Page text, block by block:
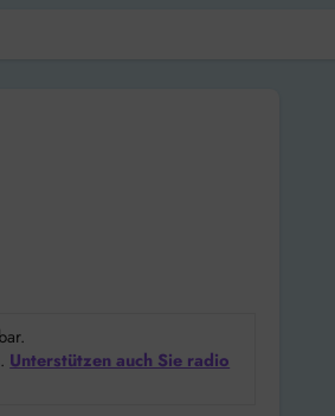
Unterstützen auch Sie radio